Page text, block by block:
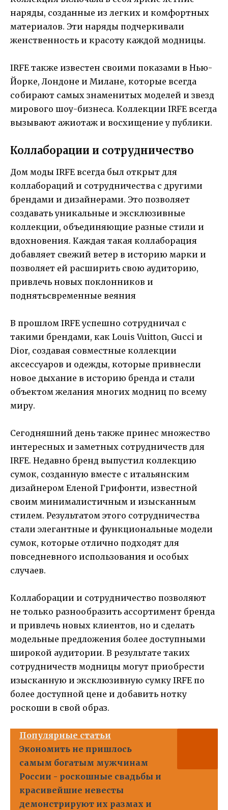
наряды, созданные из легких и комфортных
материалов. Эти наряды подчеркивали
женственность и красоту каждой модницы.
IRFE также известен своими показами в Нью-
Йорке, Лондоне и Милане, которые всегда
собирают самых знаменитых моделей и звезд
мирового шоу-бизнеса. Коллекции IRFE всегда
вызывают ажиотаж и восхищение у публики.
Коллаборации и сотрудничество
Дом моды IRFE всегда был открыт для
коллабораций и сотрудничества с другими
брендами и дизайнерами. Это позволяет
создавать уникальные и эксклюзивные
коллекции, объединяющие разные стили и
вдохновения. Каждая такая коллаборация
добавляет свежий ветер в историю марки и
позволяет ей расширить свою аудиторию,
привлечь новых поклонников и
поднятьсвременные веяния
В прошлом IRFE успешно сотрудничал с
такими брендами, как Louis Vuitton, Gucci и
Dior, создавая совместные коллекции
аксессуаров и одежды, которые привнесли
новое дыхание в историю бренда и стали
объектом желания многих модниц по всему
миру.
Сегодняшний день также принес множество
интересных и заметных сотрудничеств для
IRFE. Недавно бренд выпустил коллекцию
сумок, созданную вместе с итальянским
дизайнером Еленой Грифонти, известной
своим минималистичным и изысканным
стилем. Результатом этого сотрудничества
стали элегантные и функциональные модели
сумок, которые отлично подходят для
повседневного использования и особых
случаев.
Коллаборации и сотрудничество позволяют
не только разнообразить ассортимент бренда
и привлечь новых клиентов, но и сделать
модельные предложения более доступными
широкой аудитории. В результате таких
сотрудничеств модницы могут приобрести
изысканную и эксклюзивную сумку IRFE по
более доступной цене и добавить нотку
роскоши в свой образ.
Популярные статьи
Экономить не пришлось
самым богатым мужчинам
России - роскошные свадьбы и
красивейшие невесты
демонстрируют их размах и